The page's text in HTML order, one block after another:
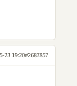
23 19:20#2687857